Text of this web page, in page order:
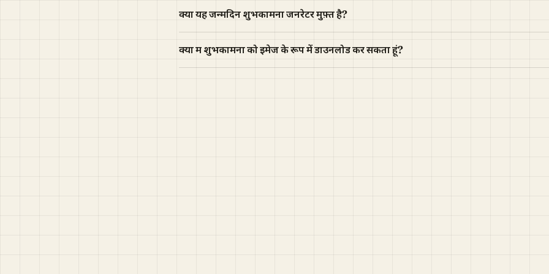
क्या यह जन्मदिन शुभकामना जनरेटर मुफ़्त है?
क्या मैं शुभकामना को इमेज के रूप में डाउनलोड कर सकता हूं?